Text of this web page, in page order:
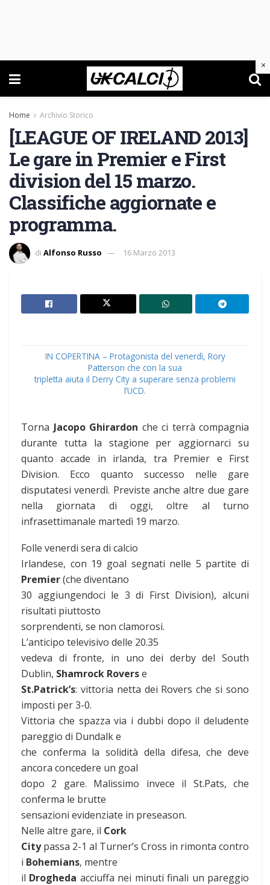
Home Archivio Storico
[LEAGUE OF IRELAND 2013]
Le gare in Premier e First
division del 15 marzo.
Classifiche aggiornate e
programma.
di Alfonso Russo 16 Marzo 2013
IN COPERTINA – Protagonista del venerdì, Rory
Patterson che con la sua
tripletta aiuta il Derry City a superare senza problemi
l’UCD.
Torna Jacopo Ghirardon che ci terrà compagnia
durante tutta la stagione per aggiornarci su
quanto accade in irlanda, tra Premier e First
Division. Ecco quanto successo nelle gare
disputatesi venerdì. Previste anche altre due gare
nella giornata di oggi, oltre al turno
infrasettimanale martedì 19 marzo.
Folle venerdi sera di calcio
Irlandese, con 19 goal segnati nelle 5 partite di
Premier(che diventano
30 aggiungendoci le 3 di First Division), alcuni
risultati piuttosto
sorprendenti, se non clamorosi.
L’anticipo televisivo delle 20.35
vedeva di fronte, in uno dei derby del South
Dublin, Shamrock Roverse
St.Patrick’s: vittoria netta dei Rovers che si sono
imposti per 3-0.
Vittoria che spazza via i dubbi dopo il deludente
pareggio di Dundalk e
che conferma la solidità della difesa, che deve
ancora concedere un goal
dopo 2 gare. Malissimo invece il St.Pats, che
conferma le brutte
sensazioni evidenziate in preseason.
Nelle altre gare, il Cork
Citypassa 2-1 al Turner’s Cross in rimonta contro
i Bohemians, mentre
il Drogheda acciuffa nei minuti finali un pareggio
×